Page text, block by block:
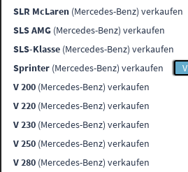
SLR McLaren (Mercedes-Benz) verkaufen
SLS AMG (Mercedes-Benz) verkaufen
SLS-Klasse (Mercedes-Benz) verkaufen
Sprinter (Mercedes-Benz) verkaufen
V
V 200 (Mercedes-Benz) verkaufen
V 220 (Mercedes-Benz) verkaufen
V 230 (Mercedes-Benz) verkaufen
V 250 (Mercedes-Benz) verkaufen
V 280 (Mercedes-Benz) verkaufen